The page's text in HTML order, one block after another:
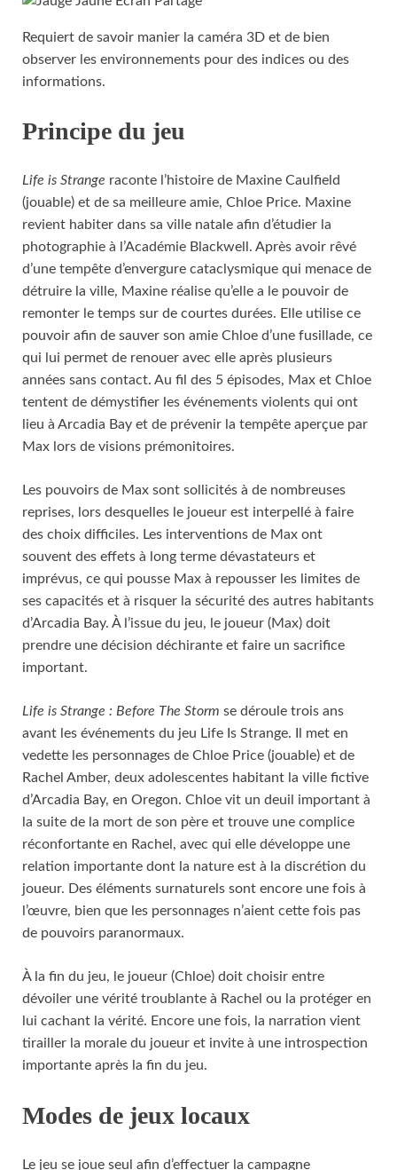
Requiert de savoir manier la caméra 3D et de bien
observer les environnements pour des indices ou des
informations.
Principe du jeu
Life is Strange raconte l’histoire de Maxine Caulfield
(jouable) et de sa meilleure amie, Chloe Price. Maxine
revient habiter dans sa ville natale afin d’étudier la
photographie à l’Académie Blackwell. Après avoir rêvé
d’une tempête d’envergure cataclysmique qui menace de
détruire la ville, Maxine réalise qu’elle a le pouvoir de
remonter le temps sur de courtes durées. Elle utilise ce
pouvoir afin de sauver son amie Chloe d’une fusillade, ce
qui lui permet de renouer avec elle après plusieurs
années sans contact. Au fil des 5 épisodes, Max et Chloe
tentent de démystifier les événements violents qui ont
lieu à Arcadia Bay et de prévenir la tempête aperçue par
Max lors de visions prémonitoires.
Les pouvoirs de Max sont sollicités à de nombreuses
reprises, lors desquelles le joueur est interpellé à faire
des choix difficiles. Les interventions de Max ont
souvent des effets à long terme dévastateurs et
imprévus, ce qui pousse Max à repousser les limites de
ses capacités et à risquer la sécurité des autres habitants
d’Arcadia Bay. À l’issue du jeu, le joueur (Max) doit
prendre une décision déchirante et faire un sacrifice
important.
Life is Strange : Before The Storm se déroule trois ans
avant les événements du jeu Life Is Strange. Il met en
vedette les personnages de Chloe Price (jouable) et de
Rachel Amber, deux adolescentes habitant la ville fictive
d’Arcadia Bay, en Oregon. Chloe vit un deuil important à
la suite de la mort de son père et trouve une complice
réconfortante en Rachel, avec qui elle développe une
relation importante dont la nature est à la discrétion du
joueur. Des éléments surnaturels sont encore une fois à
l’œuvre, bien que les personnages n’aient cette fois pas
de pouvoirs paranormaux.
À la fin du jeu, le joueur (Chloe) doit choisir entre
dévoiler une vérité troublante à Rachel ou la protéger en
lui cachant la vérité. Encore une fois, la narration vient
tirailler la morale du joueur et invite à une introspection
importante après la fin du jeu.
Modes de jeux locaux
Le jeu se joue seul afin d’effectuer la campagne